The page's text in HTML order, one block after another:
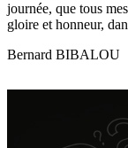
journée, que tous
gloire et honneur,
Bernard BIBALOU